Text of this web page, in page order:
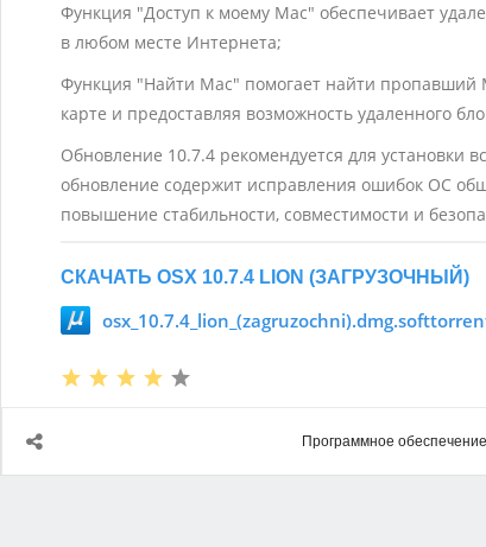
Функция "Доступ к моему Mac" обеспечивает
в любом месте Интернета;
Функция "Найти Mac" помогает найти пропавший
карте и предоставляя возможность удаленного
Обновление 10.7.4 рекомендуется для установки
обновление содержит исправления ошибок ОС
повышение стабильности, совместимости и
СКАЧАТЬ OSX 10.7.4 LION (ЗАГРУЗОЧНЫЙ)
Программное